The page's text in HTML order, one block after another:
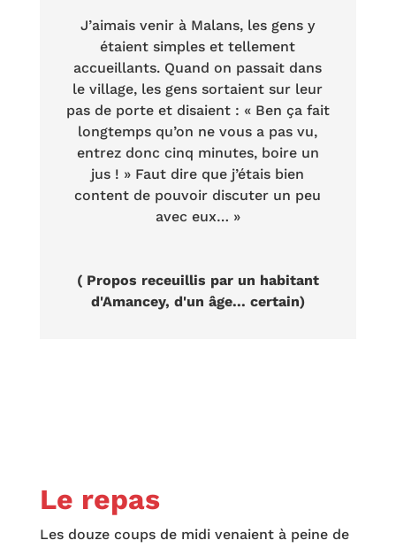
J’aimais venir à Malans, les gens y
étaient simples et tellement
accueillants. Quand on passait dans
le village, les gens sortaient sur leur
pas de porte et disaient : « Ben ça fait
longtemps qu’on ne vous a pas vu,
entrez donc cinq minutes, boire un
jus ! » Faut dire que j’étais bien
content de pouvoir discuter un peu
avec eux… »
( Propos receuillis par un habitant
d'Amancey, d'un âge... certain)
Le repas
Les douze coups de midi venaient à peine de